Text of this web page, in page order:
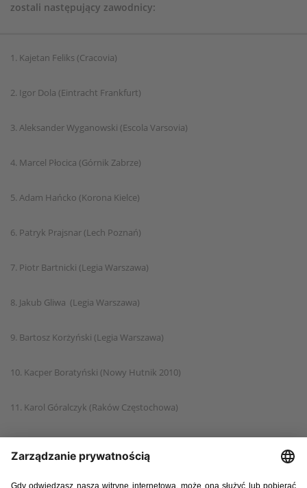
zostali następujący zawodnicy:
1. Kajetan Feliks (Cracovia)
2. Igor Dola (Eintracht Frankfurt)
3. Aleksander Wyganowski (Escola Varsovia)
4. Marcel Płocica (Górnik Zabrze)
5. Adam Hańcko (Korona Kielce)
6. Patryk Prajsnar (Lech Poznań)
7. Piotr Bartnicki (Legia Warszawa)
8. Jakub Gliwa (Legia Warszawa)
9. Bartosz Korżyński (Legia Warszawa)
10. Kacper Boratyński (Nowy Hutnik 2010)
11. Karol Góralczyk (Raków Częstochowa)